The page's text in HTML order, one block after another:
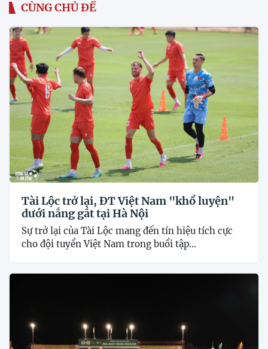
CÙNG CHỦ ĐỀ
Tài Lộc trở lại, ĐT Việt Nam "khổ luyện"
dưới nắng gắt tại Hà Nội
Sự trở lại của Tài Lộc mang đến tín hiệu tích cực
cho đội tuyển Việt Nam trong buổi tập...